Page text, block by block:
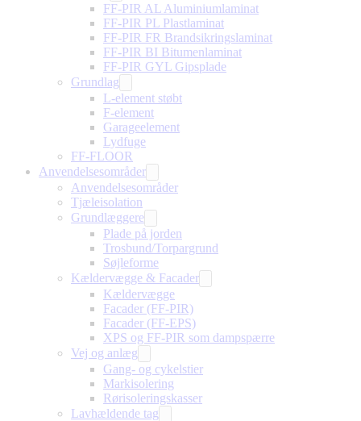
FF-PIR AL Aluminiumlaminat
FF-PIR PL Plastlaminat
FF-PIR FR Brandsikringslaminat
FF-PIR BI Bitumenlaminat
FF-PIR GYL Gipsplade
Grundlag
L-element støbt
F-element
Garageelement
Lydfuge
FF-FLOOR
Anvendelsesområder
Anvendelsesområder
Tjæleisolation
Grundlæggere
Plade på jorden
Trosbund/Torpargrund
Søjleforme
Kældervægge & Facader
Kældervægge
Facader (FF-PIR)
Facader (FF-EPS)
XPS og FF-PIR som dampspærre
Vej og anlæg
Gang- og cykelstier
Markisolering
Rørisoleringskasser
Lavhældende tag